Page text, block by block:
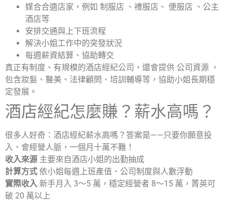
媒合合適店家，例如 制服店 、禮服店、 便服店 、公主
酒店等
安排交通與上下班流程
解決小姐工作中的突發狀況
每週薪資結算、協助轉交
真正有制度、有規模的酒店經紀公司，還會提供 公司資源 ，
包含妝髮、醫美、法律顧問、培訓輔導等，協助小姐長期穩
定發展。
酒店經紀怎麼賺？薪水高嗎？
很多人好奇：酒店經紀薪水高嗎？答案是——只要你願意投
入、會經營人脈，一個月十萬不難！
收入來源 主要來自酒店小姐的出勤抽成
計算方式 依小姐每週上班產值、公司制度與人數浮動
實際收入 新手月入 3～5 萬，穩定經營者 8～15 萬，菁英可
破 20 萬以上